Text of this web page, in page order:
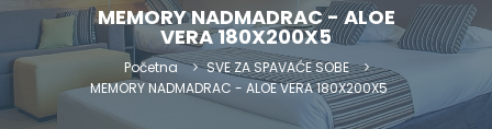
MEMORY NADMADRAC - ALOE
VERA 180X200X5
Početna
SVE ZA SPAVAĆE SOBE
MEMORY NADMADRAC - ALOE VERA 180X200X5